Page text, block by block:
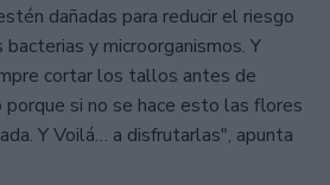
dañadas para reducir el riesgo
y microorganismos. Y
cortar los tallos antes de
si no se hace esto las flores
Y Voilá… a disfrutarlas", apunta